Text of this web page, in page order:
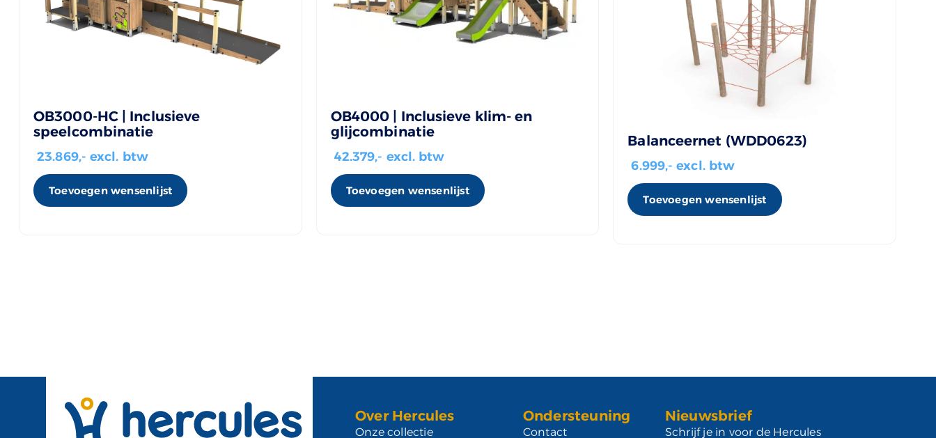
OB3000-HC | Inclusieve
speelcombinatie
23.869,- excl. btw
Toevoegen wensenlijst
OB4000 | Inclusieve klim- en
glijcombinatie
42.379,- excl. btw
Toevoegen wensenlijst
Balanceernet (WDD0623)
6.999,- excl. btw
Toevoegen wensenlijst
Over Hercules
Onze collectie
Ondersteuning
Contact
Nieuwsbrief
Schrijf je in voor de Hercules